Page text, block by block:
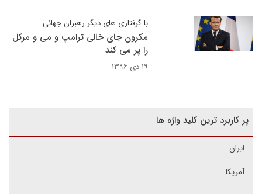
با گرفتاری های دیگر رهبران جهانی
مکرون جای خالی ترامپ و می و مرکل
را پر می کند
۱۹ دی ۱۳۹۶
پر کاربرد ترین کلید واژه ها
ایران
آمریکا